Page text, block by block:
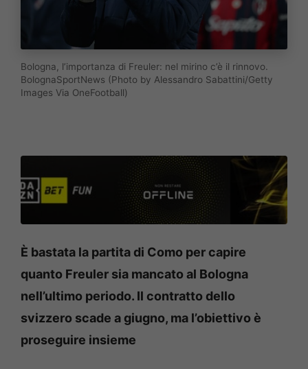
Bologna, l’importanza di Freuler: nel mirino c’è il rinnovo.
BolognaSportNews (Photo by Alessandro Sabattini/Getty
Images Via OneFootball)
È bastata la partita di Como per capire
quanto Freuler sia mancato al Bologna
nell’ultimo periodo. Il contratto dello
svizzero scade a giugno, ma l’obiettivo è
proseguire insieme